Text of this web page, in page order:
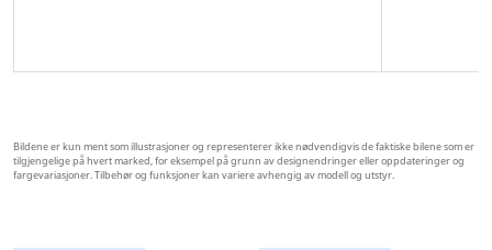
Bildene er kun ment som illustrasjoner og representerer ikke nødvendigvis de faktiske bilene som er
tilgjengelige på hvert marked, for eksempel på grunn av designendringer eller oppdateringer og
fargevariasjoner. Tilbehør og funksjoner kan variere avhengig av modell og utstyr.